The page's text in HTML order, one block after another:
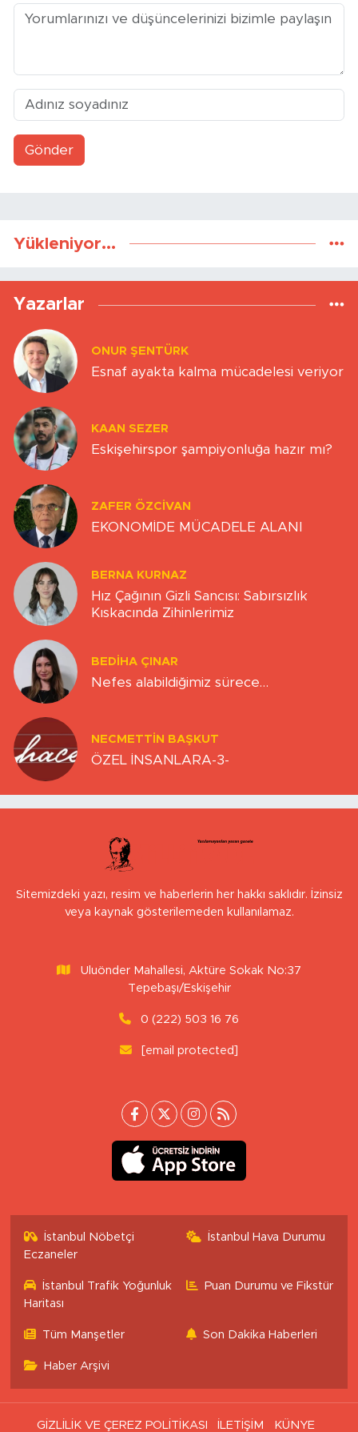
Gönder
Yükleniyor...
Yazarlar
ONUR ŞENTÜRK
Esnaf ayakta kalma mücadelesi veriyor
KAAN SEZER
Eskişehirspor şampiyonluğa hazır mı?
ZAFER ÖZCIVAN
EKONOMİDE MÜCADELE ALANI
BERNA KURNAZ
Hız Çağının Gizli Sancısı: Sabırsızlık
Kıskacında Zihinlerimiz
BEDIHA ÇINAR
Nefes alabildiğimiz sürece…
NECMETTIN BAŞKUT
ÖZEL İNSANLARA-3-
Sitemizdeki yazı, resim ve haberlerin her hakkı saklıdır. İzinsiz
veya kaynak gösterilemeden kullanılamaz.
Uluönder Mahallesi, Aktüre Sokak No:37
Tepebaşı/Eskişehir
0 (222) 503 16 76
[email protected]
İstanbul Nöbetçi
Eczaneler
İstanbul Hava Durumu
İstanbul Trafik Yoğunluk
Haritası
Puan Durumu ve Fikstür
Tüm Manşetler Son Dakika Haberleri
Haber Arşivi
GİZLİLİK VE ÇEREZ POLİTİKASI İLETİŞİM
KÜNYE